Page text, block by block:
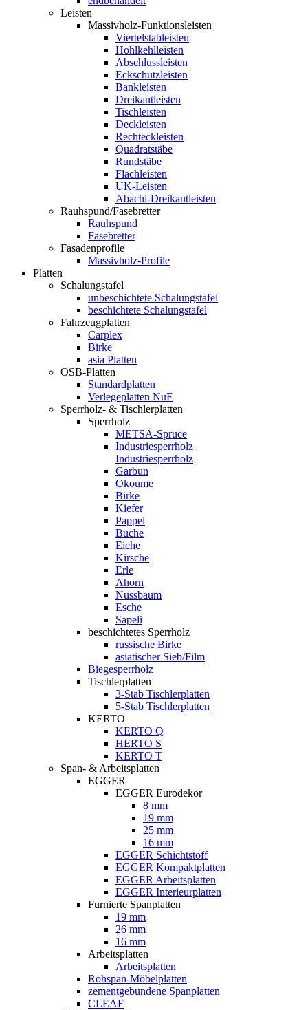
Leisten
Massivholz-Funktionsleisten
Viertelstableisten
Hohlkehlleisten
Abschlussleisten
Eckschutzleisten
Bankleisten
Dreikantleisten
Tischleisten
Deckleisten
Rechteckleisten
Quadratstäbe
Rundstäbe
Flachleisten
UK-Leisten
Abachi-Dreikantleisten
Rauhspund/Fasebretter
Rauhspund
Fasebretter
Fasadenprofile
Massivholz-Profile
Platten
Schalungstafel
unbeschichtete Schalungstafel
beschichtete Schalungstafel
Fahrzeugplatten
Carplex
Birke
asia Platten
OSB-Platten
Standardplatten
Verlegeplatten NuF
Sperrholz- & Tischlerplatten
Sperrholz
METSÄ-Spruce
Industriesperrholz
Industriesperrholz
Garbun
Okoume
Birke
Kiefer
Pappel
Buche
Eiche
Kirsche
Erle
Ahorn
Nussbaum
Esche
Sapeli
beschichtetes Sperrholz
russische Birke
asiatischer Sieb/Film
Biegesperrholz
Tischlerplatten
3-Stab Tischlerplatten
5-Stab Tischlerplatten
KERTO
KERTO Q
HERTO S
KERTO T
Span- & Arbeitsplatten
EGGER
EGGER Eurodekor
8 mm
19 mm
25 mm
16 mm
EGGER Schichtstoff
EGGER Kompaktplatten
EGGER Arbeitsplatten
EGGER Interieurplatten
Furnierte Spanplatten
19 mm
26 mm
16 mm
Arbeitsplatten
Arbeitsplatten
Rohspan-Möbelplatten
zementgebundene Spanplatten
CLEAF